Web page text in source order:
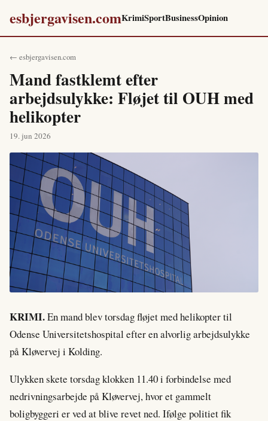
esbjergavisen.comKrimiSportBusinessOpinion
← esbjergavisen.com
Mand fastklemt efter
arbejdsulykke: Fløjet til OUH med
helikopter
19. jun 2026
KRIMI.En mand blev torsdag fløjet med helikopter til
Odense Universitetshospital efter en alvorlig arbejdsulykke
på Kløvervej i Kolding.
Ulykken skete torsdag klokken 11.40 i forbindelse med
nedrivningsarbejde på Kløvervej, hvor et gammelt
boligbyggeri er ved at blive revet ned. Ifølge politiet fik